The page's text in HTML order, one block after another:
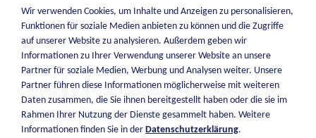
Beratung
von A - Z
weiblen.
+49 (0)7551 1607
Über mich
Katalog
Wir verwenden Cookies, um Inhalte und Anzeigen zu personalisieren,
Funktionen für soziale Medien anbieten zu können und die Zugriffe
auf unserer Website zu analysieren. Außerdem geben wir
Informationen zu Ihrer Verwendung unserer Website an unsere
Partner für soziale Medien, Werbung und Analysen weiter. Unsere
Partner führen diese Informationen möglicherweise mit weiteren
Daten zusammen, die Sie ihnen bereitgestellt haben oder die sie im
Rahmen Ihrer Nutzung der Dienste gesammelt haben. Weitere
Informationen finden Sie in der Datenschutzerklärung.